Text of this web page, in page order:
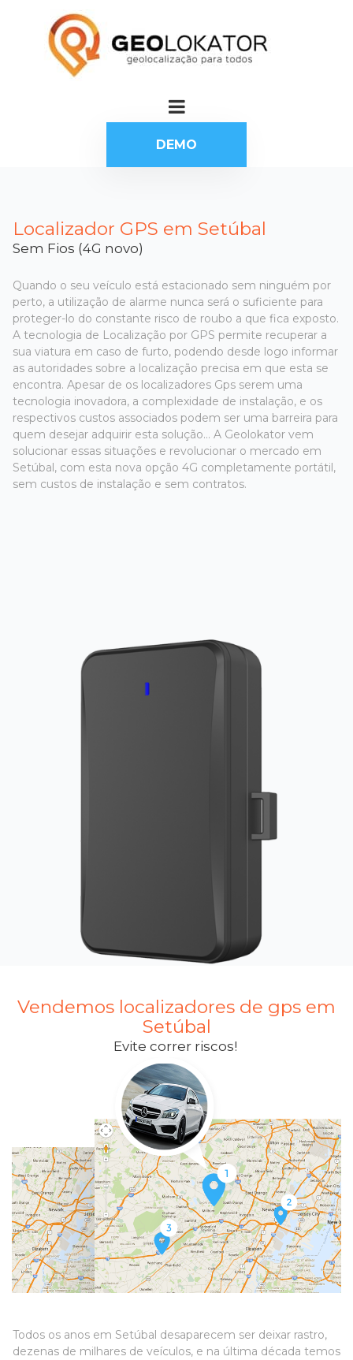
DEMO
Localizador GPS em Setúbal
Sem Fios (4G novo)
Quando o seu veículo está estacionado sem ninguém por
perto, a utilização de alarme nunca será o suficiente para
proteger-lo do constante risco de roubo a que fica exposto.
A tecnologia de Localização por GPS permite recuperar a
sua viatura em caso de furto, podendo desde logo informar
as autoridades sobre a localização precisa em que esta se
encontra. Apesar de os localizadores Gps serem uma
tecnologia inovadora, a complexidade de instalação, e os
respectivos custos associados podem ser uma barreira para
quem desejar adquirir esta solução... A Geolokator vem
solucionar essas situações e revolucionar o mercado em
Setúbal, com esta nova opção 4G completamente portátil,
sem custos de instalação e sem contratos.
Vendemos localizadores de gps em
Setúbal
Evite correr riscos!
Todos os anos em Setúbal desaparecem ser deixar rastro,
dezenas de milhares de veículos, e na última década temos